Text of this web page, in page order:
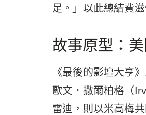
足。」以此總結費
故事原型：
《最後的影壇大亨
歐文．撒爾柏格（
雷迪，則以米高梅